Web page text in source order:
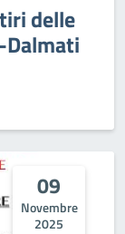
delle
Dalmati
FOIBE E DEGLI
09
Novembre
2025